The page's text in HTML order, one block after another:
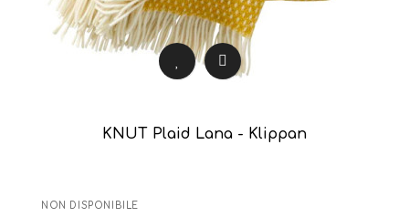
KNUT Plaid Lana - Klippan
NON DISPONIBILE